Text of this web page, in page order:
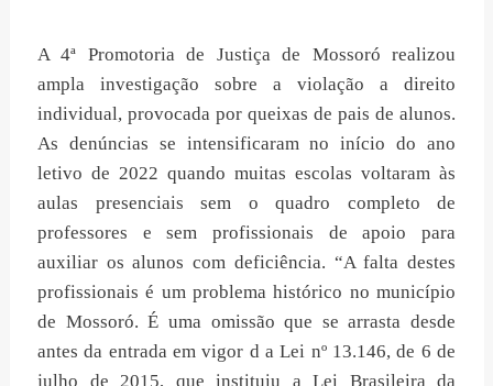
A 4ª Promotoria de Justiça de Mossoró realizou
ampla investigação sobre a violação a direito
individual, provocada por queixas de pais de alunos.
As denúncias se intensificaram no início do ano
letivo de 2022 quando muitas escolas voltaram às
aulas presenciais sem o quadro completo de
professores e sem profissionais de apoio para
auxiliar os alunos com deficiência. “A falta destes
profissionais é um problema histórico no município
de Mossoró. É uma omissão que se arrasta desde
antes da entrada em vigor d a Lei nº 13.146, de 6 de
julho de 2015, que instituiu a Lei Brasileira da